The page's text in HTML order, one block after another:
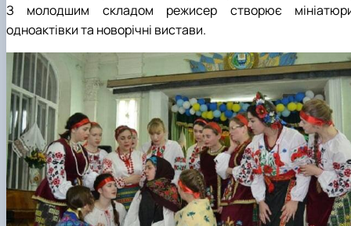
З молодшим складом режисер створює
одноактівки та новорічні вистави.